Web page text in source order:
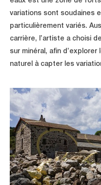
variations sont soudaines
particulièrement variés.
carrière, l’artiste a choisi
sur minéral, afin
naturel à capter les